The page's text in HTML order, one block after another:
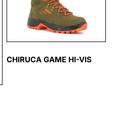
CHIRUCA GAME HI-VIS